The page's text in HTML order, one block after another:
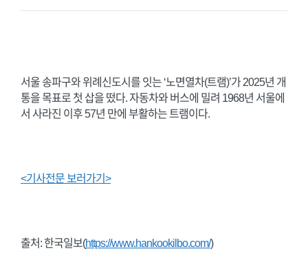
서울 송파구와 위례신도시를 잇는 ‘노면열차(트램)’가 2025년 개
통을 목표로 첫 삽을 떴다. 자동차와 버스에 밀려 1968년 서울에
서 사라진 이후 57년 만에 부활하는 트램이다.
<기사전문 보러가기>
출처: 한국일보(https://www.hankookilbo.com/)